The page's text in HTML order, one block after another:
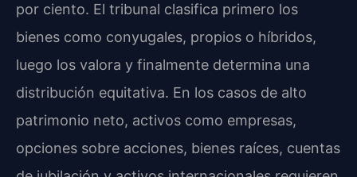
por ciento. El tribunal clasifica primero los
bienes como conyugales, propios o híbridos,
luego los valora y finalmente determina una
distribución equitativa. En los casos de alto
patrimonio neto, activos como empresas,
opciones sobre acciones, bienes raíces, cuentas